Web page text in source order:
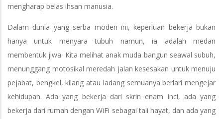
mengharap belas ihsan manusia.
Dalam dunia yang serba moden ini, keperluan bekerja bukan
hanya untuk menyara tubuh namun, ia adalah medan
membentuk jiwa. Kita melihat anak muda bangun seawal subuh,
menunggang motosikal meredah jalan kesesakan untuk menuju
pejabat, bengkel, kilang atau ladang semuanya berlari mengejar
kehidupan. Ada yang bekerja dari skrin enam inci, ada yang
bekerja dari rumah dengan WiFi sebagai tali hayat, dan ada yang